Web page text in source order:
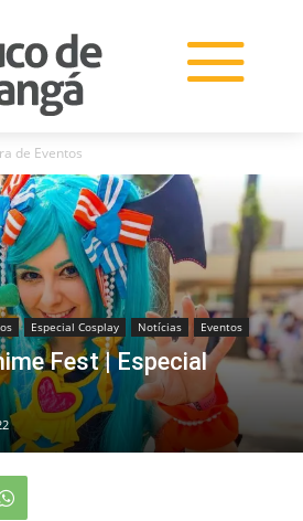
de Eventos
Especial Cosplay Notícias Eventos
Fest | Especial